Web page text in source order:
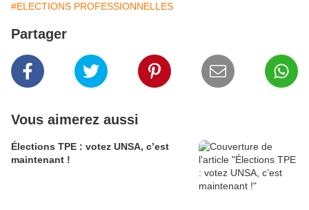
#ELECTIONS PROFESSIONNELLES
Partager
Vous aimerez aussi
Élections TPE : votez UNSA, c’est
maintenant !